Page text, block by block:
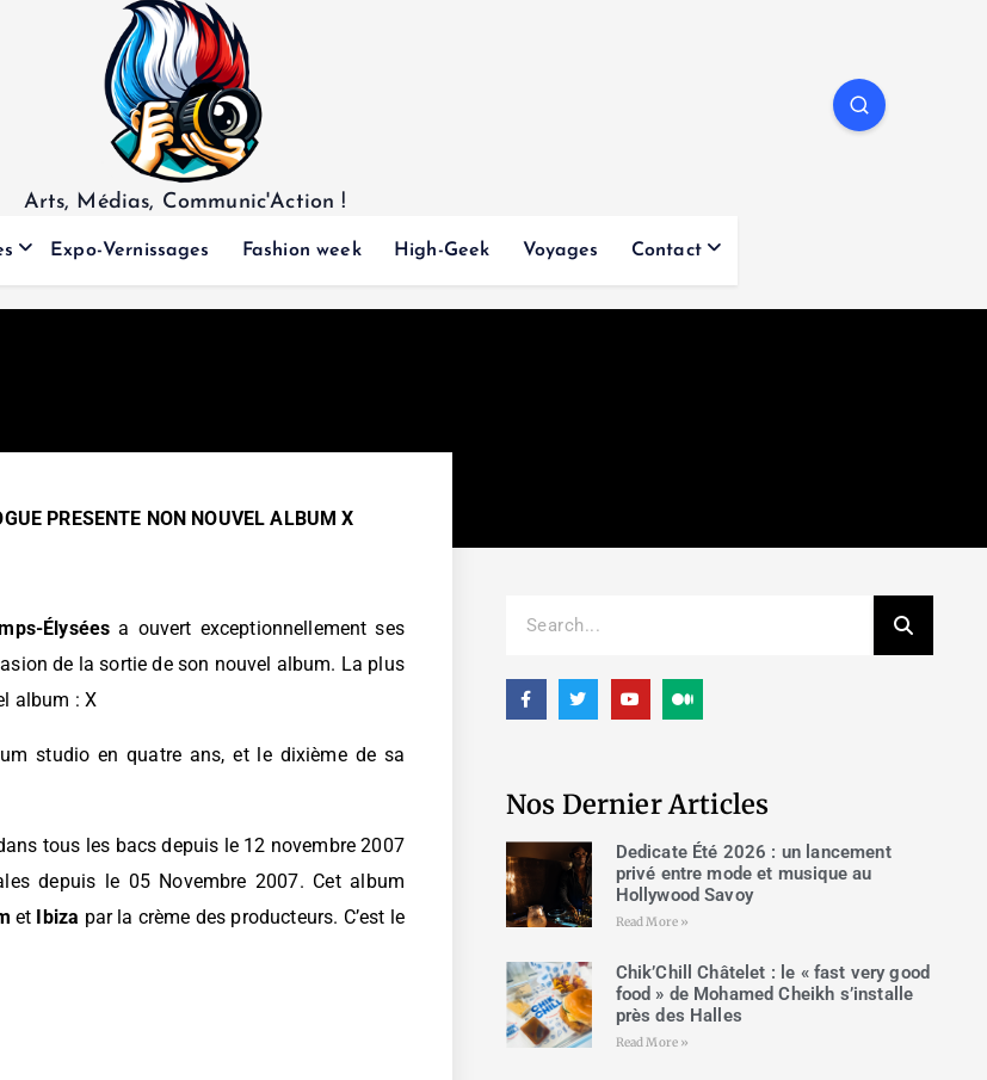
Arts, Médias, Communic'Action !
Expo-Vernissages Fashion week High-Geek Voyages Contact
PRESENTE NON NOUVEL ALBUM X
Élysées a ouvert exceptionnellement ses
de la sortie de son nouvel album. La plus
album : X
studio en quatre ans, et le dixième de sa
tous les bacs depuis le 12 novembre 2007
depuis le 05 Novembre 2007. Cet album
et Ibiza par la crème des producteurs. C’est le
Nos Dernier Articles
Dedicate Été 2026 : un lancement
privé entre mode et musique au
Hollywood Savoy
Read More »
Chik’Chill Châtelet : le « fast very good
food » de Mohamed Cheikh s’installe
près des Halles
Read More »